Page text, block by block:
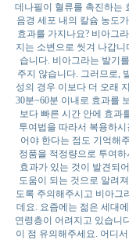
데나필이 혈류를 촉진하는
음경 세포 내의 칼슘 농도
효과를 가지나요? 비아그
지는 소변으로 씻겨 나갑
습니다. 비아그라는 발기
주지 않습니다. 그러므로,
성의 경우 이보다 더 오래
30분~60분 이내로 효과를
보다 빠른 시간 안에 효과
투여법을 따라서 복용하
어야 한다는 점도 기억해
정품을 적정량으로 투여
효과가 있는 것이 발견되
도움이 되는 것으로 알려
도록 주의해주시고 비아그
데요. 요즘에는 젊은 세대
연령층이 어려지고 있습니
이 점 유의해주세요. 어디